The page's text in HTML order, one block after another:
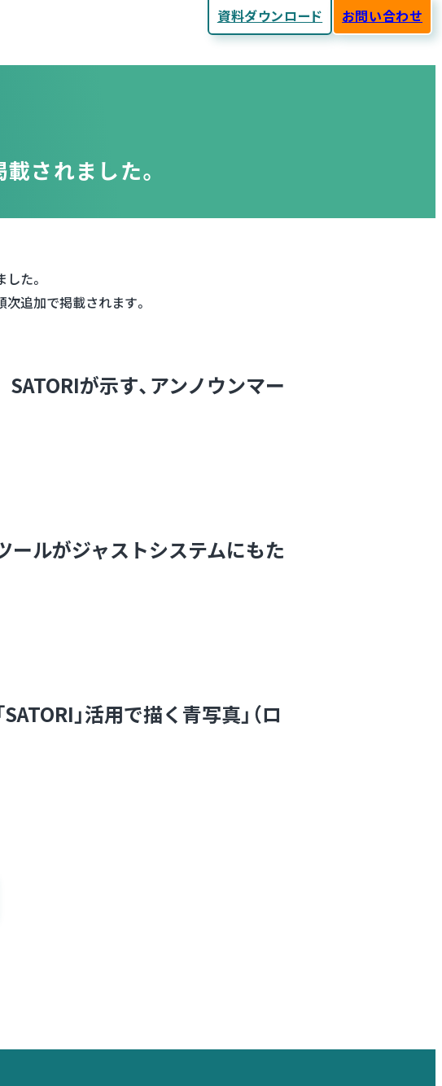
資料ダウンロード
お問い合わせ
されました。
た。
追加で掲載されます。
が示す、アンノウンマー
ルがジャストシステムにもた
」活用で描く青写真」（ロ